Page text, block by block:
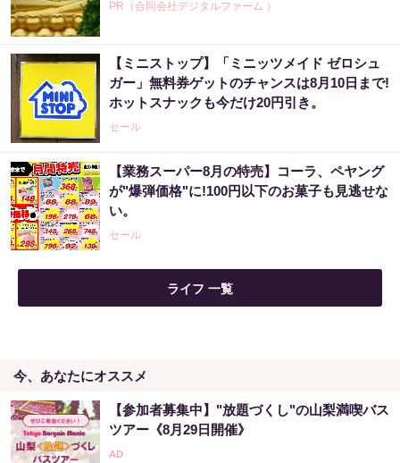
PR（合同会社デジタルファーム ）
宝くじが当たる人にだけ共通する“ある特
徴”とは？
PR（合同会社デジタルファーム ）
「宝くじ、運じゃなかった」当たる人は“同じ
こと”してる
PR（合同会社デジタルファーム ）
【昭和43年以前生まれはロト６この数字を買
『完全一致』する方法
PR（株式会社MURA）
【ミニストップ】「ミニッツメイド ゼロシュ
ガー」無料券ゲットのチャンスは8月10日まで!
ホットスナックも今だけ20円引き。
セール
【業務スーパー8月の特売】コーラ、ペヤング
が"爆弾価格"に!100円以下のお菓子も見逃せな
い。
セール
ライフ 一覧
今、あなたにオススメ
【参加者募集中】"放題づくし"の山梨満喫バス
ツアー《8月29日開催》